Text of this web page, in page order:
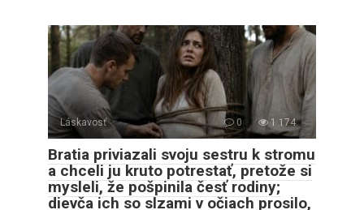
Láskavosť 0 1 174
Bratia priviazali svoju sestru k stromu
a chceli ju kruto potrestať, pretože si
mysleli, že pošpinila česť rodiny;
dievča ich so slzami v očiach prosilo,